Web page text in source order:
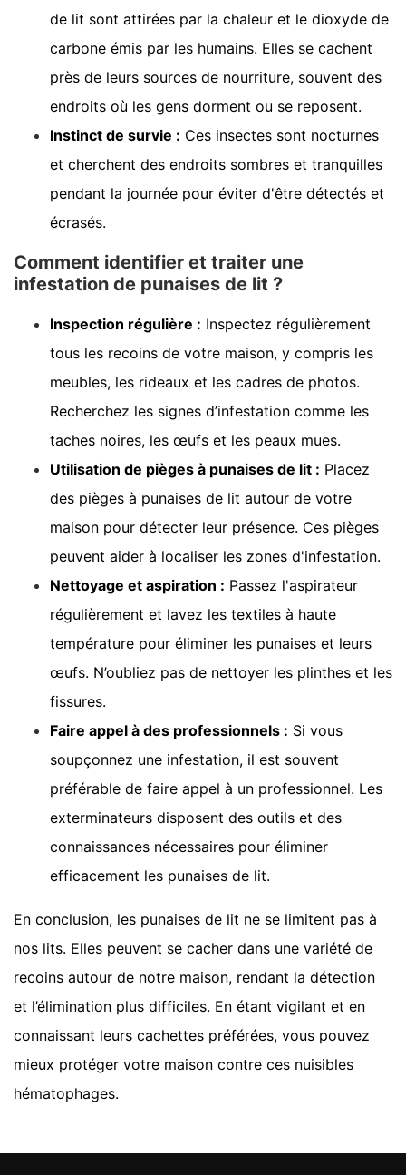
de lit sont attirées par la chaleur et le dioxyde de
carbone émis par les humains. Elles se cachent
près de leurs sources de nourriture, souvent des
endroits où les gens dorment ou se reposent.
Instinct de survie : Ces insectes sont nocturnes
et cherchent des endroits sombres et tranquilles
pendant la journée pour éviter d'être détectés et
écrasés.
Comment identifier et traiter une
infestation de punaises de lit ?
Inspection régulière : Inspectez régulièrement
tous les recoins de votre maison, y compris les
meubles, les rideaux et les cadres de photos.
Recherchez les signes d’infestation comme les
taches noires, les œufs et les peaux mues.
Utilisation de pièges à punaises de lit : Placez
des pièges à punaises de lit autour de votre
maison pour détecter leur présence. Ces pièges
peuvent aider à localiser les zones d'infestation.
Nettoyage et aspiration : Passez l'aspirateur
régulièrement et lavez les textiles à haute
température pour éliminer les punaises et leurs
œufs. N’oubliez pas de nettoyer les plinthes et les
fissures.
Faire appel à des professionnels : Si vous
soupçonnez une infestation, il est souvent
préférable de faire appel à un professionnel. Les
exterminateurs disposent des outils et des
connaissances nécessaires pour éliminer
efficacement les punaises de lit.
En conclusion, les punaises de lit ne se limitent pas à
nos lits. Elles peuvent se cacher dans une variété de
recoins autour de notre maison, rendant la détection
et l’élimination plus difficiles. En étant vigilant et en
connaissant leurs cachettes préférées, vous pouvez
mieux protéger votre maison contre ces nuisibles
hématophages.